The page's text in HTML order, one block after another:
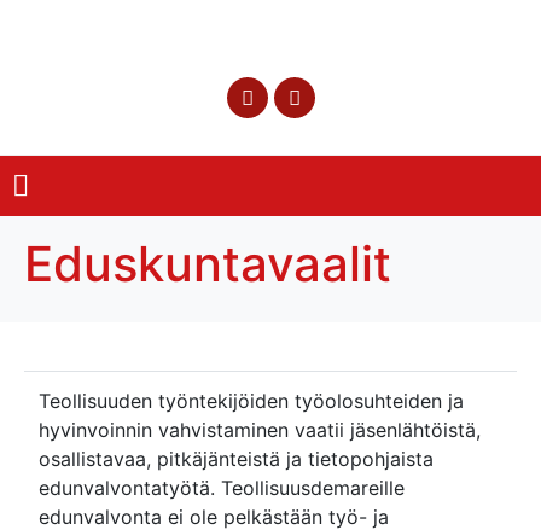
Eduskuntavaalit
Teollisuuden työntekijöiden työolosuhteiden ja
hyvinvoinnin vahvistaminen vaatii jäsenlähtöistä,
osallistavaa, pitkäjänteistä ja tietopohjaista
edunvalvontatyötä. Teollisuusdemareille
edunvalvonta ei ole pelkästään työ- ja